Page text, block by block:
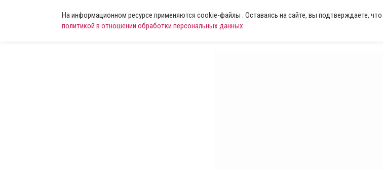
На информационном ресурсе применяются cookie-файлы . Оставаясь на сайте, вы подтверждаете, что
политикой в отношении обработки персональных данных